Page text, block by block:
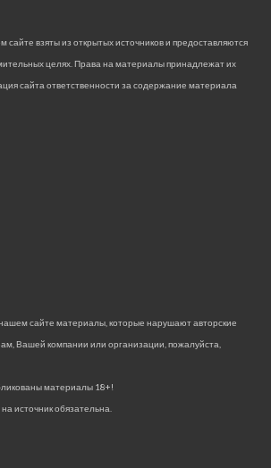
взяты из открытых источников и предоставляются
целях. Права на материалы принадлежат их
сайта ответственности за содержание материала
сайте материалы, которые нарушают авторские
Вашей компании или организации, пожалуйста,
материалы 18+!
источник обязательна.